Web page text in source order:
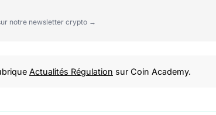
notre newsletter crypto →
Actualités Régulation sur Coin Academy.